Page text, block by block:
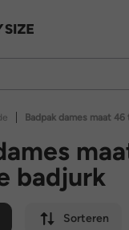
| Badpak dames maat
badjurk
Sorteren